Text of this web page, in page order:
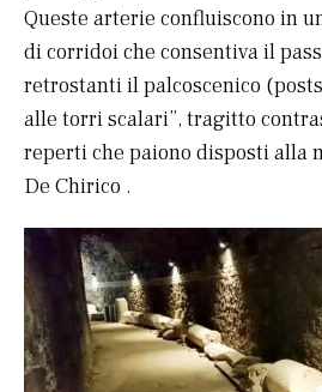
Queste arterie confluiscono in
di corridoi che consentiva il
retrostanti il palcoscenico
alle torri scalari”, tragitto
reperti che paiono disposti alla
De Chirico .